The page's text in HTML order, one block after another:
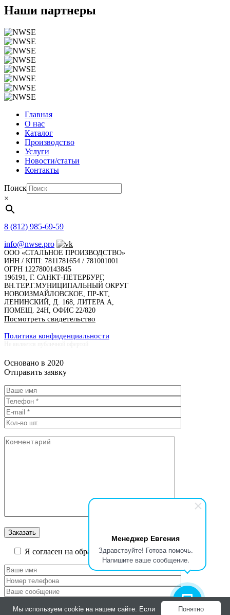
Менеджер Евгения
Здравствуйте! Готова помочь.
Напишите ваше сообщение.
Наши партнеры
Главная
О нас
Каталог
Производство
Услуги
Новости/статьи
Контакты
Поиск
×
8 (812) 985-69-59
info@nwse.pro
ООО «СТАЛЬНОЕ ПРОИЗВОДСТВО»
ИНН / КПП: 7811781654 / 781001001
ОГРН 1227800143845
196191, Г. САНКТ-ПЕТЕРБУРГ,
ВН.ТЕР.Г.МУНИЦИПАЛЬНЫЙ ОКРУГ
НОВОИЗМАЙЛОВСКОЕ, ПР-КТ,
ЛЕНИНСКИЙ, Д. 168, ЛИТЕРА А,
ПОМЕЩ. 24Н, ОФИС 22/820
Посмотреть свидетельство
Политика конфиденциальности
Основано в 2020
Отправить заявку
Я согласен на обработку персональных данных
Понятно
Мы используем cookie на нашем сайте. Если